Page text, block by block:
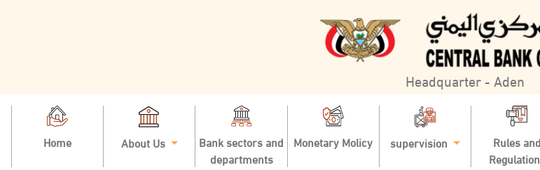
Headquarter - Aden
Home About Us
Bank sectors and
departments
Monetary Molicy supervision
Rules and